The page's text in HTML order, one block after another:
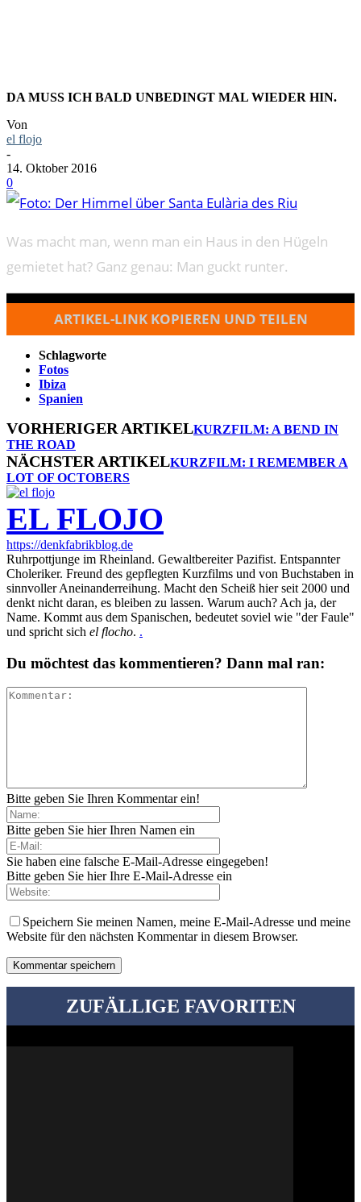
DA MUSS ICH BALD UNBEDINGT MAL WIEDER HIN.
Von
el flojo
-
14. Oktober 2016
0
Was macht man, wenn man ein Haus in den Hügeln
gemietet hat? Ganz genau: Man guckt runter.
ARTIKEL-LINK KOPIEREN UND TEILEN
Schlagworte
Fotos
Ibiza
Spanien
VORHERIGER ARTIKELKURZFILM: A BEND IN
THE ROAD
NÄCHSTER ARTIKELKURZFILM: I REMEMBER A
LOT OF OCTOBERS
EL FLOJO
https://denkfabrikblog.de
Ruhrpottjunge im Rheinland. Gewaltbereiter Pazifist. Entspannter
Choleriker. Freund des gepflegten Kurzfilms und von Buchstaben in
sinnvoller Aneinanderreihung. Macht den Scheiß hier seit 2000 und
denkt nicht daran, es bleiben zu lassen. Warum auch? Ach ja, der
Name. Kommt aus dem Spanischen, bedeutet soviel wie "der Faule"
und spricht sich el flocho. .
Du möchtest das kommentieren? Dann mal ran:
Bitte geben Sie Ihren Kommentar ein!
Bitte geben Sie hier Ihren Namen ein
Sie haben eine falsche E-Mail-Adresse eingegeben!
Bitte geben Sie hier Ihre E-Mail-Adresse ein
Speichern Sie meinen Namen, meine E-Mail-Adresse und meine
Website für den nächsten Kommentar in diesem Browser.
ZUFÄLLIGE FAVORITEN